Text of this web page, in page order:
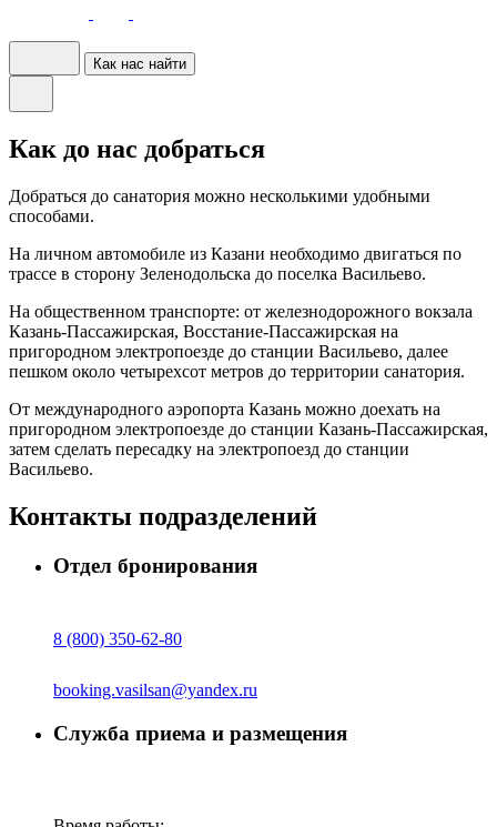
Как нас найти
Как до нас добраться
Добраться до санатория можно несколькими удобными
способами.
На личном автомобиле из Казани необходимо двигаться по
трассе в сторону Зеленодольска до поселка Васильево.
На общественном транспорте: от железнодорожного вокзала
Казань-Пассажирская, Восстание-Пассажирская на
пригородном электропоезде до станции Васильево, далее
пешком около четырехсот метров до территории санатория.
От международного аэропорта Казань можно доехать на
пригородном электропоезде до станции Казань-Пассажирская,
затем сделать пересадку на электропоезд до станции
Васильево.
Контакты подразделений
Отдел бронирования
8 (800) 350-62-80
booking.vasilsan@yandex.ru
Служба приема и размещения